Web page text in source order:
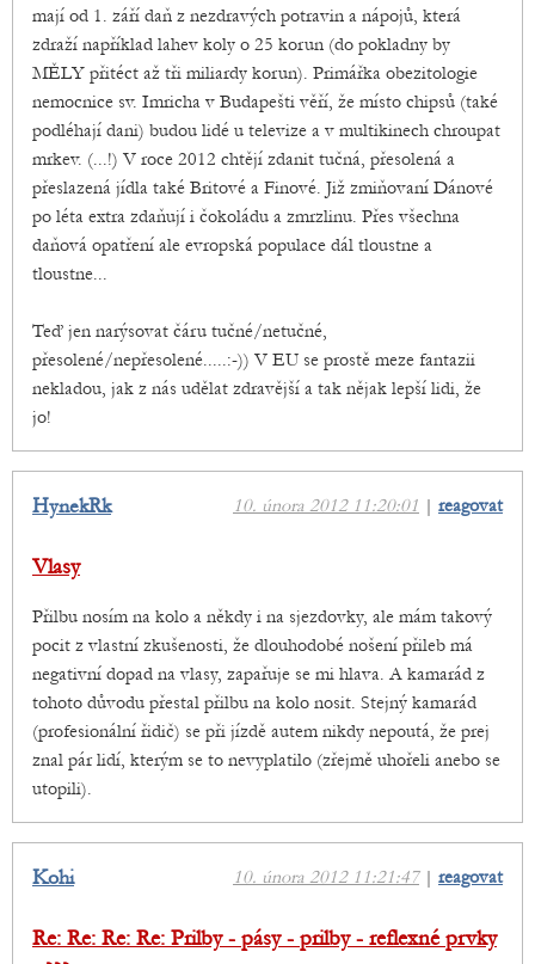
mají od 1. září daň z nezdravých potravin a nápojů, která
zdraží například lahev koly o 25 korun (do pokladny by
MĚLY přitéct až tři miliardy korun). Primářka obezitologie
nemocnice sv. Imricha v Budapešti věří, že místo chipsů (také
podléhají dani) budou lidé u televize a v multikinech chroupat
mrkev. (...!) V roce 2012 chtějí zdanit tučná, přesolená a
přeslazená jídla také Britové a Finové. Již zmiňovaní Dánové
po léta extra zdaňují i čokoládu a zmrzlinu. Přes všechna
daňová opatření ale evropská populace dál tloustne a
tloustne...
Teď jen narýsovat čáru tučné/netučné,
přesolené/nepřesolené.....:-)) V EU se prostě meze fantazii
nekladou, jak z nás udělat zdravější a tak nějak lepší lidi, že
jo!
10. února 2012 11:20:01 | reagovat
HynekRk
Vlasy
Přilbu nosím na kolo a někdy i na sjezdovky, ale mám takový
pocit z vlastní zkušenosti, že dlouhodobé nošení přileb má
negativní dopad na vlasy, zapařuje se mi hlava. A kamarád z
tohoto důvodu přestal přilbu na kolo nosit. Stejný kamarád
(profesionální řidič) se při jízdě autem nikdy nepoutá, že prej
znal pár lidí, kterým se to nevyplatilo (zřejmě uhořeli anebo se
utopili).
10. února 2012 11:21:47| reagovat
Kohi
Re: Re: Re: Re: Prilby - pásy - prilby - reflexné prvky